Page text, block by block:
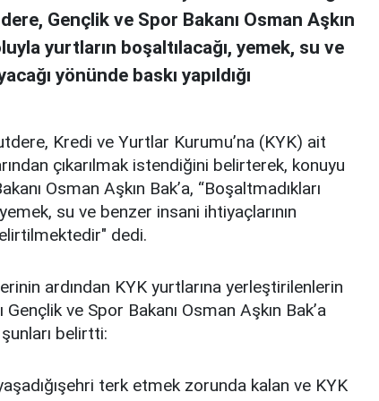
Gençlik ve Spor Bakanı Osman Aşkın
yurtların boşaltılacağı, yemek, su ve
yönünde baskı yapıldığı
Kredi ve Yurtlar Kurumu’na (KYK) ait
çıkarılmak istendiğini belirterek, konuyu
Osman Aşkın Bak’a, “Boşaltmadıkları
su ve benzer insani ihtiyaçlarının
dedi.
ardından KYK yurtlarına yerleştirilenlerin
ve Spor Bakanı Osman Aşkın Bak’a
belirtti:
terk etmek zorunda kalan ve KYK